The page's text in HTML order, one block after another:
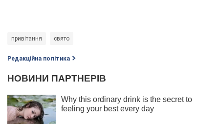
привітання свято
Редакційна політика